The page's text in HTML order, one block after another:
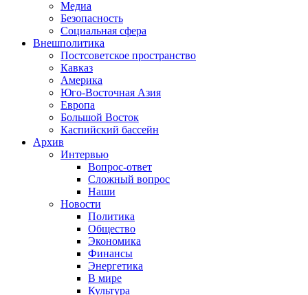
Медиа
Безопасность
Социальная сфера
Внешполитика
Постсоветское пространство
Кавказ
Америка
Юго-Восточная Азия
Европа
Большой Восток
Каспийский бассейн
Архив
Интервью
Вопрос-ответ
Сложный вопрос
Наши
Новости
Политика
Общество
Экономика
Финансы
Энергетика
В мире
Культура